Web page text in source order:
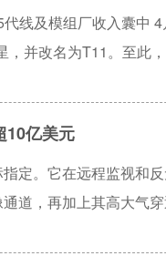
线及模组厂收入囊中
并改名为T11。至此
10亿美元
定。它在远程监视和
道，再加上其高大气